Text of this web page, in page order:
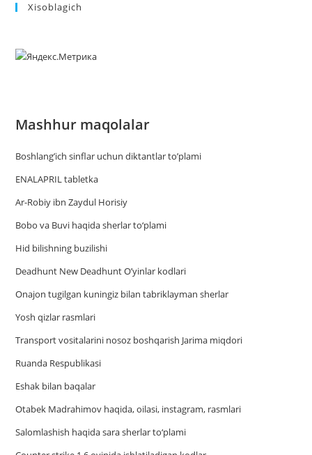
Xisoblagich
Mashhur maqolalar
Boshlang’ich sinflar uchun diktantlar to’plami
ENALAPRIL tabletka
Ar-Robiy ibn Zaydul Horisiy
Bobo va Buvi haqida sherlar to‘plami
Hid bilishning buzilishi
Deadhunt New Deadhunt O’yinlar kodlari
Onajon tugilgan kuningiz bilan tabriklayman sherlar
Yosh qizlar rasmlari
Trаnsport vositаlаrini nosoz boshqаrish Jаrimа miqdori
Ruanda Respublikasi
Eshak bilan baqalar
Otabek Madrahimov haqida, oilasi, instagram, rasmlari
Salomlashish haqida sara sherlar to‘plami